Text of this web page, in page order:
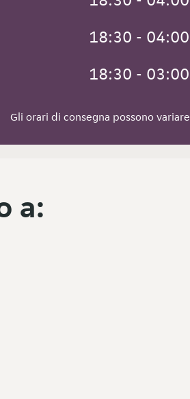
18:30 - 04:00
18:30 - 03:00
Gli orari di consegna possono variare
a: